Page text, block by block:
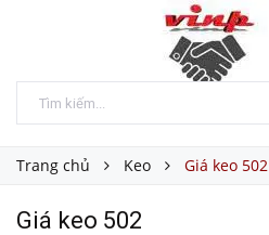
Trang chủ Keo Giá keo 502
Giá keo 502